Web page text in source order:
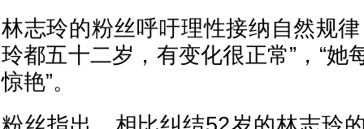
林志玲的粉丝呼吁理性接纳自然规
玲都五十二岁，有变化很正常”，“她
惊艳”。